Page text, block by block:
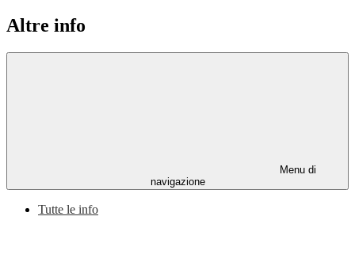
Altre info
Menu di
navigazione
Tutte le info